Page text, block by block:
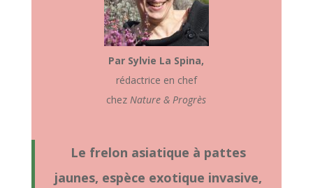
Par Sylvie La Spina,
rédactrice en chef
chezNature & Progrès
Le frelon asiatique à pattes
jaunes, espèce exotique invasive,